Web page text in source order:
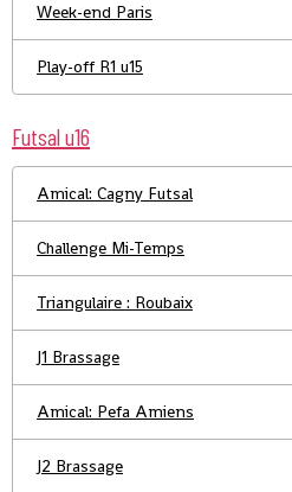
Week-end Paris
Play-off R1 u15
Futsal u16
Amical: Cagny Futsal
Challenge Mi-Temps
Triangulaire : Roubaix
J1 Brassage
Amical: Pefa Amiens
J2 Brassage